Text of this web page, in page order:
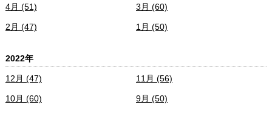
4月 (51) 3月 (60)
2月 (47) 1月 (50)
2022年
12月 (47) 11月 (56)
10月 (60) 9月 (50)